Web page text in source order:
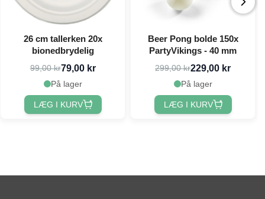
26 cm tallerken 20x
bionedbrydelig
99,00 kr79,00 kr
På lager
LÆG I KURV
Beer Pong bolde 150x
PartyVikings - 40 mm
299,00 kr229,00 kr
På lager
LÆG I KURV